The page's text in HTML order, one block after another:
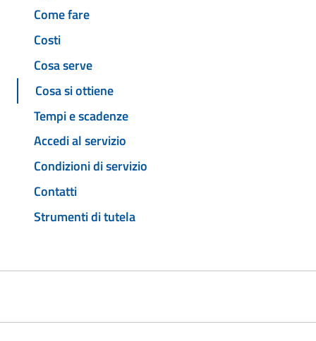
Come fare
Costi
Cosa serve
Cosa si ottiene
Tempi e scadenze
Accedi al servizio
Condizioni di servizio
Contatti
Strumenti di tutela